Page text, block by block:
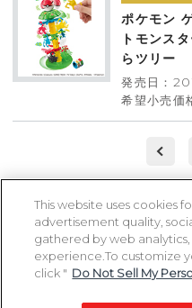
ポケモン
トモンス
らツリー
発売日：
希望小売価
ページ
Copyright 2005-2026 MegaHouse
This website uses cookies
advertisement quality,
gathered by web
experience.To customize
click " Do Not Sell My